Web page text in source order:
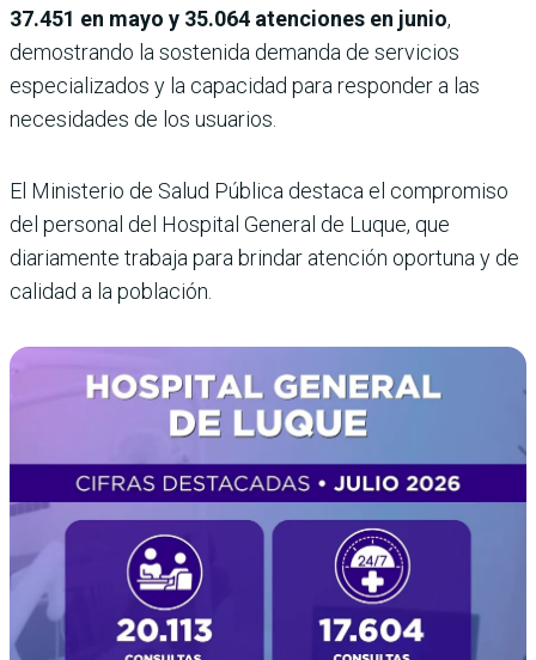
37.451 en mayo y 35.064 atenciones en junio,
demostrando la sostenida demanda de servicios
especializados y la capacidad para responder a las
necesidades de los usuarios.
El Ministerio de Salud Pública destaca el compromiso
del personal del Hospital General de Luque, que
diariamente trabaja para brindar atención oportuna y de
calidad a la población.